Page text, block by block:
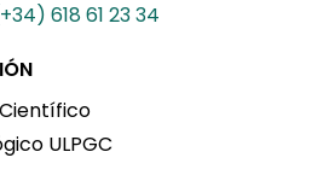
618 61 23 34
ULPGC